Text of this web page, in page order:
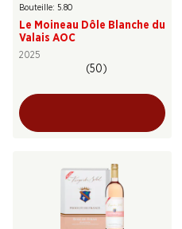
Bouteille: 5.80
Le Moineau Dôle Blanche du
Valais AOC
2025
(50)